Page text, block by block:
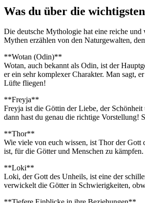
Was du über die⁤
Die deutsche Mythologie⁢ hat eine reiche
Mythen erzählen⁣ von den Naturgewalten,
**Wotan (Odin)**‍ ⁤
Wotan, auch bekannt als Odin, ist ‌der
er ein sehr komplexer Charakter. Man sagt,
Lüfte fliegen!
**Freyja**
Freyja ist ⁢die⁣ Göttin der Liebe, der Schönheit‌
dann hast du genau die richtige Vorstellung!
**Thor**
Wie viele von euch wissen, ist Thor der Gott
ist, für die ‍Götter und Menschen zu
**Loki**​
Loki, ⁢der Gott⁢ des⁣ Unheils, ist eine der
verwickelt die Götter in Schwierigkeiten,‌